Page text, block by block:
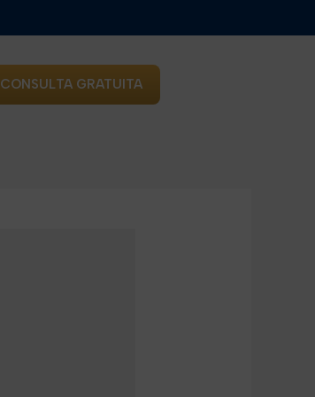
CONSULTA GRATUITA